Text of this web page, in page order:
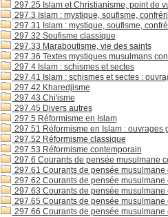
297.25 Islam et Christianisme, point de
297.3 Islam : mystique, soufisme,
297.31 Islam : mystique, soufisme,
297.32 Soufisme classique
297.33 Maraboutisme, vie des saints
297.36 Textes mystiques musulmans
297.4 Islam : schismes et sectes
297.41 Islam : schismes et sectes :
297.42 Kharedjisme
297.43 Chi'isme
297.45 Divers autres
297.5 Réformisme en Islam
297.51 Réformisme en Islam : ouvrages
297.52 Réformisme classique
297.53 Réformisme contemporain
297.6 Courants de pensée musulmane
297.61 Courants de pensée
297.62 Courants de pensée musulmane
297.63 Courants de pensée
297.65 Courants de pensée musulmane
297.66 Courants de pensée musulmane